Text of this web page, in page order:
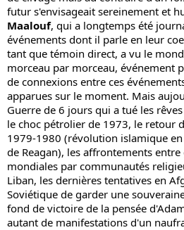
futur s'envisageait sereinement et
Maalouf, qui a longtemps été
événements dont il parle en leur
tant que témoin direct, a vu le
morceau par morceau, événement
de connexions entre ces
apparues sur le moment. Mais
Guerre de 6 jours qui a tué les
le choc pétrolier de 1973, le retour
1979-1980 (révolution islamique
de Reagan), les affrontements
mondiales par communautés
Liban, les dernières tentatives en
Soviétique de garder une
fond de victoire de la pensée
autant de manifestations d'un